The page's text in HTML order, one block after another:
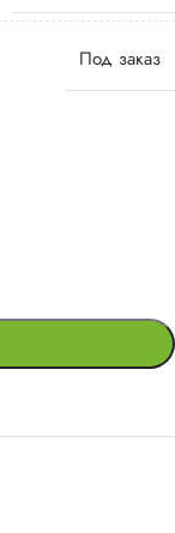
Под заказ